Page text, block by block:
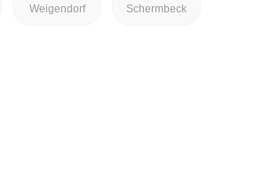
Wellnesshot
Weigendorf Schermbeck